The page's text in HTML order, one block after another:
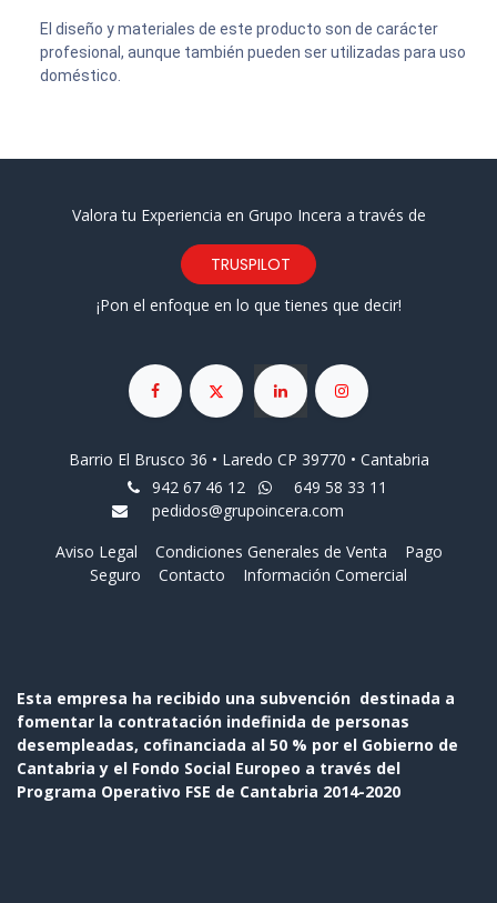
El diseño y materiales de este producto son de carácter
profesional, aunque también pueden ser utilizadas para uso
doméstico.
Valora tu Experiencia en Grupo Incera a través de
TRUSPILOT
¡Pon el enfoque en lo que tienes que decir!
Barrio El Brusco 36 • Laredo CP 39770 • Cantabria
942 67 46 12
649 58 33 11
pedidos@grupoincera.com
Aviso Legal
Condiciones Generales de Venta
Pago
Seguro
Contacto Información Comercial
Esta empresa ha recibido una subvención destinada a
fomentar la contratación indefinida de personas
desempleadas, cofinanciada al 50 % por el Gobierno de
Cantabria y el Fondo Social Europeo a través del
Programa Operativo FSE de Cantabria 2014-2020